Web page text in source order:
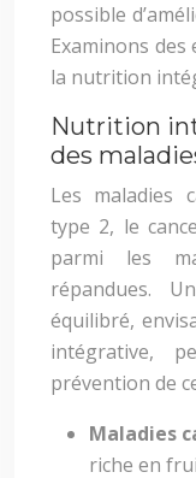
possible
Examinons des
la nutrition
Nutrition
des
Les maladies
type 2, le
parmi les
répandues.
équilibré,
intégrative,
prévention de
Maladies
riche en